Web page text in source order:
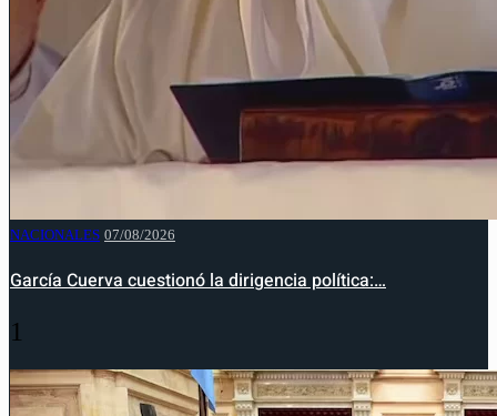
NACIONALES 07/08/2026
García Cuerva cuestionó la dirigencia política:…
1